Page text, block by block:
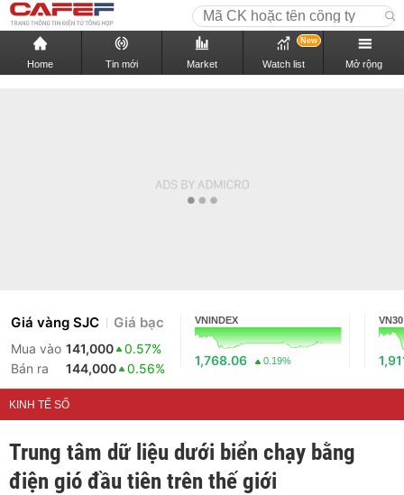
Home Tin mới Market Watch list
New
Mở rộng
Giá vàng SJC Giá bạc
Mua vào 141,000
0.57%
Bán ra
144,000 0.56%
VNINDEX
1,768.06 0.19%
VN30
KINH TẾ SỐ
Trung tâm dữ liệu dưới biển chạy bằng
điện gió đầu tiên trên thế giới